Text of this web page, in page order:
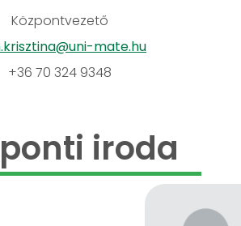
Központvezető
mate.hu
+36 70 324 9348
iroda